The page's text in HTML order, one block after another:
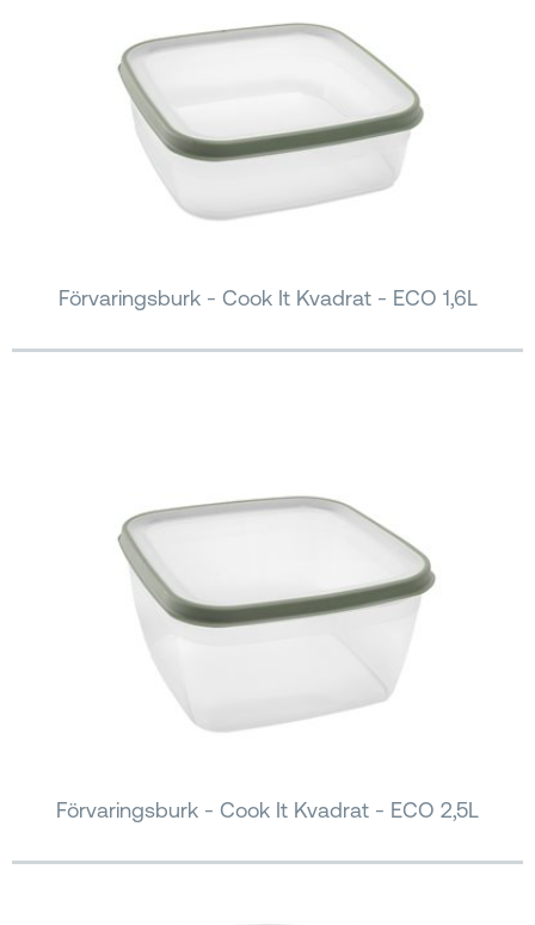
Förvaringsburk - Cook It Kvadrat - ECO 1,6L
Förvaringsburk - Cook It Kvadrat - ECO 2,5L